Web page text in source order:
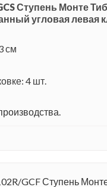
Ступень Монте
угловая левая
см
4 шт.